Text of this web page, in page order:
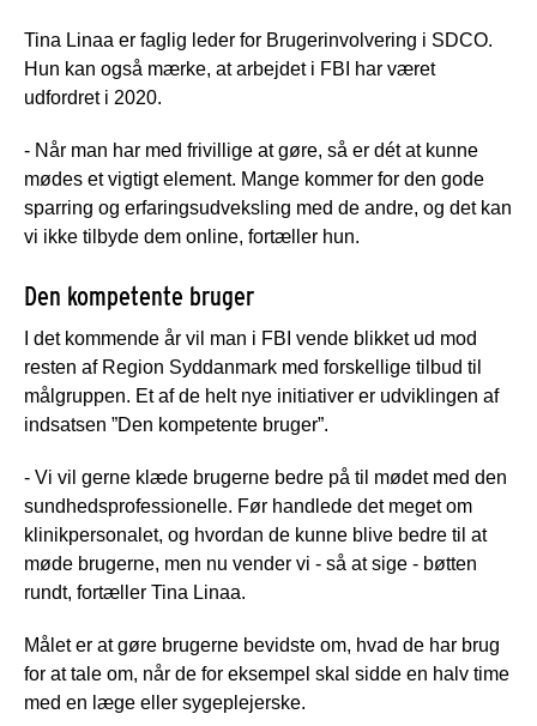
Tina Linaa er faglig leder for Brugerinvolvering i SDCO.
Hun kan også mærke, at arbejdet i FBI har været
udfordret i 2020.
- Når man har med frivillige at gøre, så er dét at kunne
mødes et vigtigt element. Mange kommer for den gode
sparring og erfaringsudveksling med de andre, og det kan
vi ikke tilbyde dem online, fortæller hun.
Den kompetente bruger
I det kommende år vil man i FBI vende blikket ud mod
resten af Region Syddanmark med forskellige tilbud til
målgruppen. Et af de helt nye initiativer er udviklingen af
indsatsen ”Den kompetente bruger”.
- Vi vil gerne klæde brugerne bedre på til mødet med den
sundhedsprofessionelle. Før handlede det meget om
klinikpersonalet, og hvordan de kunne blive bedre til at
møde brugerne, men nu vender vi - så at sige - bøtten
rundt, fortæller Tina Linaa.
Målet er at gøre brugerne bevidste om, hvad de har brug
for at tale om, når de for eksempel skal sidde en halv time
med en læge eller sygeplejerske.